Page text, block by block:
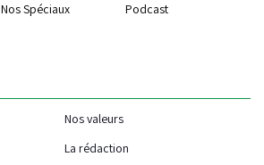
Nos Spéciaux Podcast
Nos valeurs
La rédaction